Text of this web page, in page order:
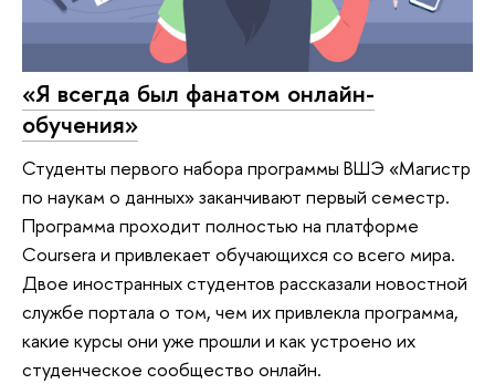
«Я всегда был фанатом онлайн-
обучения»
Студенты первого набора программы ВШЭ «Магистр
по наукам о данных» заканчивают первый семестр.
Программа проходит полностью на платформе
Coursera и привлекает обучающихся со всего мира.
Двое иностранных студентов рассказали новостной
службе портала о том, чем их привлекла программа,
какие курсы они уже прошли и как устроено их
студенческое сообщество онлайн.